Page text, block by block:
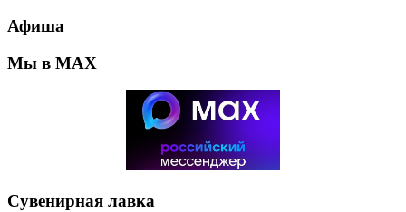
Афиша
Мы в MAX
Сувенирная лавка